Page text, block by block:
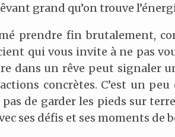
grand qu’on trouve
prendre fin brutalement,
qui vous invite à ne pas
dans un rêve peut signaler
concrètes. C’est un
de garder les pieds sur
ses défis et ses moments de